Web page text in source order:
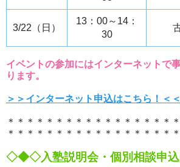
3/22（日）
13：00～14：
30
イベントの参加にはインターネットで
ります。
＞＞インターネット申込はこちら！＜＜
＊＊＊＊＊＊＊＊＊＊＊＊＊＊＊＊＊
＊＊＊＊＊＊＊＊＊＊＊＊＊＊＊＊＊
◇◆◇入塾説明会・個別相談申